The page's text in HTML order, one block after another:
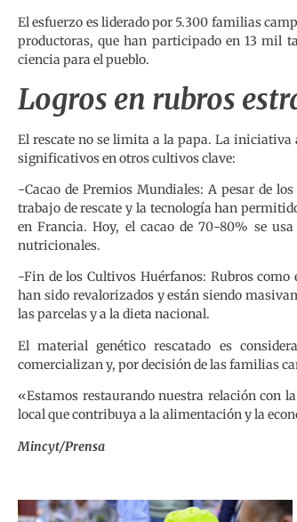
El esfuerzo es liderado por 5.300 familias
productoras, que han participado en 13 mil
ciencia para el pueblo.
Logros en rubros
El rescate no se limita a la papa. La iniciativa
significativos en otros cultivos clave:
-Cacao de Premios Mundiales: A pesar de
trabajo de rescate y la tecnología han
en Francia. Hoy, el cacao de 70-80% se
nutricionales.
-Fin de los Cultivos Huérfanos: Rubros
han sido revalorizados y están siendo
las parcelas y a la dieta nacional.
El material genético rescatado es
comercializan y, por decisión de las familias
«Estamos restaurando nuestra relación con
local que contribuya a la alimentación y la
Mincyt/Prensa